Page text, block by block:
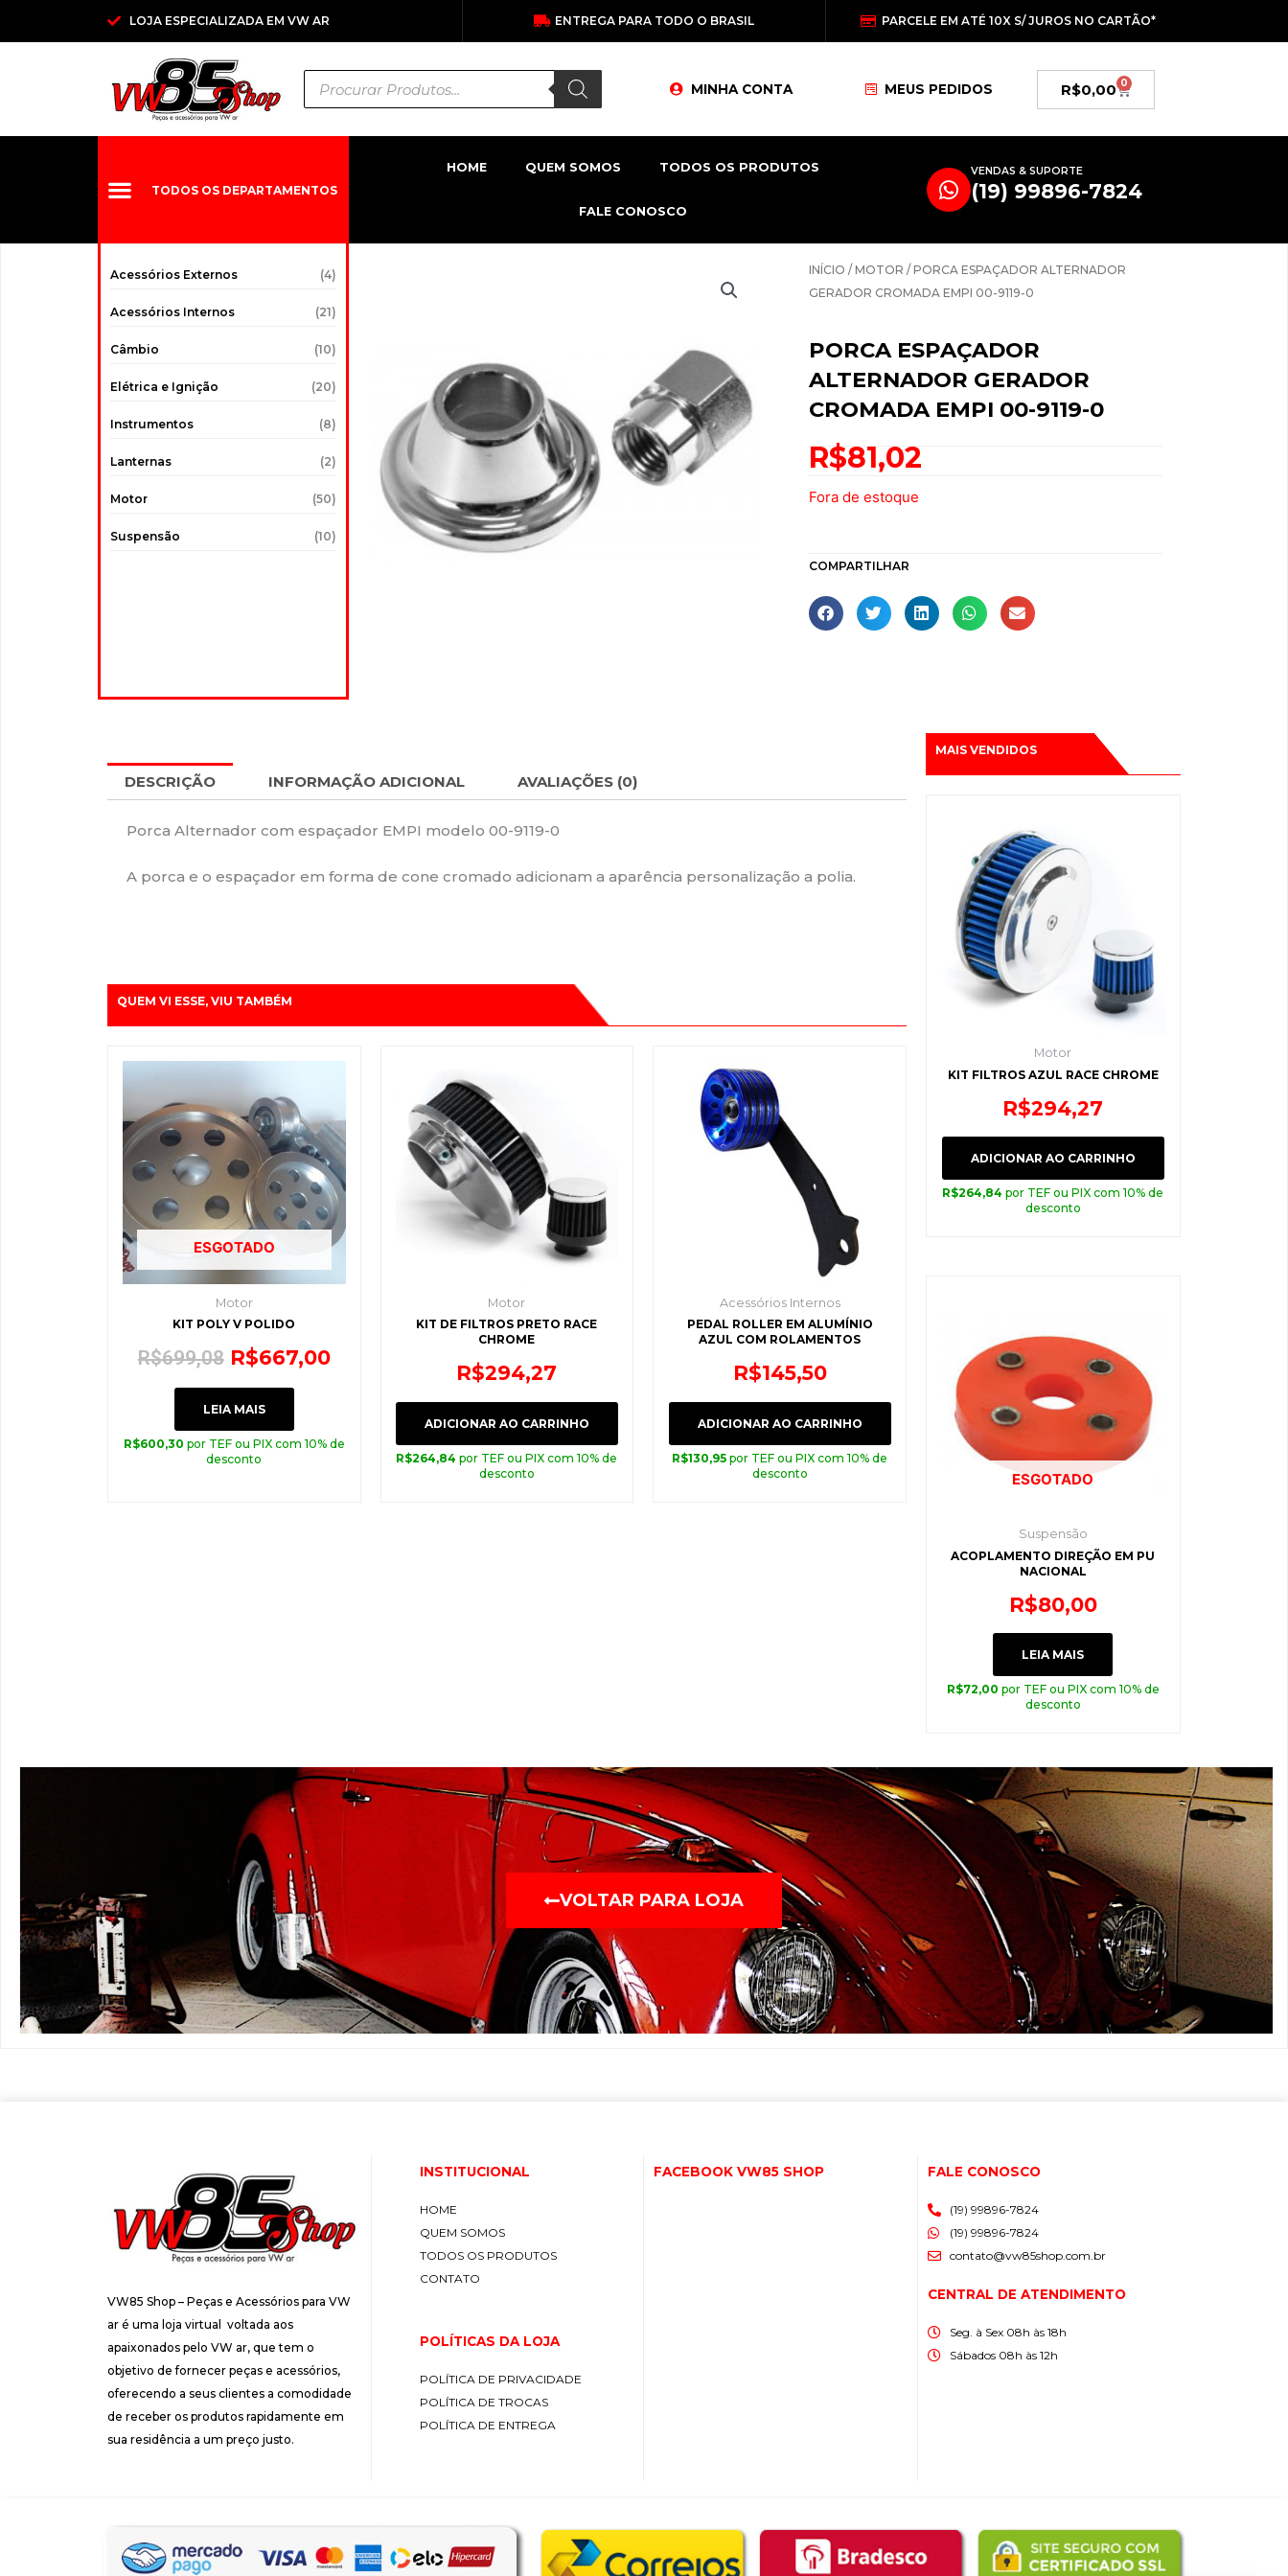
LOJA ESPECIALIZADA EM VW AR ENTREGA PARA TODO O BRASIL PARCELE EM ATÉ 10X S/ JUROS NO CARTÃO*
Pesquisar
produtos MINHA CONTA MEUS PEDIDOS R$0,00 0
Carrinho
TODOS OS DEPARTAMENTOS
HOME QUEM SOMOS TODOS OS PRODUTOS
FALE CONOSCO
VENDAS & SUPORTE
(19) 99896-7824
Acessórios Externos (4)
Acessórios Internos (21)
Câmbio (10)
Elétrica e Ignição (20)
Instrumentos (8)
Lanternas (2)
Motor (50)
Suspensão (10)
INÍCIO / MOTOR / PORCA ESPAÇADOR ALTERNADOR
GERADOR CROMADA EMPI 00-9119-0
PORCA ESPAÇADOR
ALTERNADOR GERADOR
CROMADA EMPI 00-9119-0
R$81,02
Fora de estoque
COMPARTILHAR
DESCRIÇÃO INFORMAÇÃO ADICIONAL AVALIAÇÕES (0)
Porca Alternador com espaçador EMPI modelo 00-9119-0
A porca e o espaçador em forma de cone cromado adicionam a aparência personalização a polia.
QUEM VI ESSE, VIU TAMBÉM
ESGOTADO
Motor
KIT POLY V POLIDO
R$699,08
O
preço
original
era:
R$699,08.
R$667,00
O
atual
é:
R$667,00.
LEIA MAIS
R$600,30 por TEF ou PIX com 10% de
desconto
Motor
KIT DE FILTROS PRETO RACE
CHROME
R$294,27
ADICIONAR AO CARRINHO
R$264,84 por TEF ou PIX com 10% de
desconto
Acessórios Internos
PEDAL ROLLER EM ALUMÍNIO
AZUL COM ROLAMENTOS
R$145,50
ADICIONAR AO CARRINHO
R$130,95 por TEF ou PIX com 10% de
desconto
MAIS VENDIDOS
Motor
KIT FILTROS AZUL RACE CHROME
R$294,27
ADICIONAR AO CARRINHO
R$264,84 por TEF ou PIX com 10% de
desconto
ESGOTADO
Suspensão
ACOPLAMENTO DIREÇÃO EM PU
NACIONAL
R$80,00
LEIA MAIS
R$72,00 por TEF ou PIX com 10% de
desconto
VOLTAR PARA LOJA
VW85 Shop – Peças e Acessórios para VW
ar é uma loja virtual voltada aos
apaixonados pelo VW ar, que tem o
objetivo de fornecer peças e acessórios,
oferecendo a seus clientes a comodidade
de receber os produtos rapidamente em
sua residência a um preço justo.
INSTITUCIONAL
HOME
QUEM SOMOS
TODOS OS PRODUTOS
CONTATO
POLÍTICAS DA LOJA
POLÍTICA DE PRIVACIDADE
POLÍTICA DE TROCAS
POLÍTICA DE ENTREGA
FACEBOOK VW85 SHOP FALE CONOSCO
(19) 99896-7824
(19) 99896-7824
contato@vw85shop.com.br
CENTRAL DE ATENDIMENTO
Seg. à Sex 08h às 18h
Sábados 08h às 12h